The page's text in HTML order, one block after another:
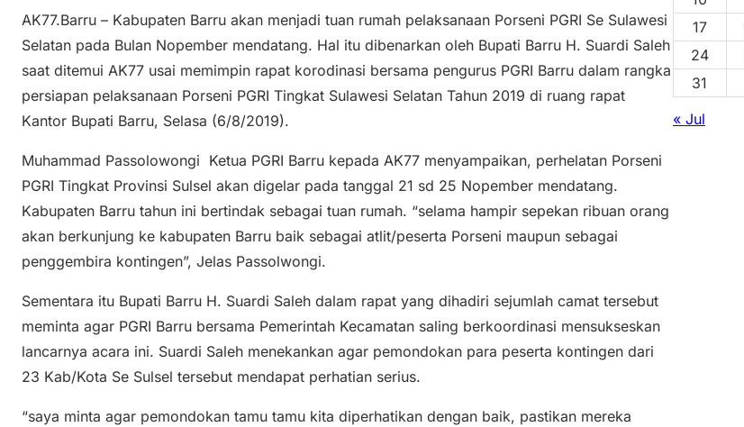
AK77.Barru – Kabupaten Barru akan menjadi tuan rumah pelaksanaan Porseni PGRI Se Sulawesi
Selatan pada Bulan Nopember mendatang. Hal itu dibenarkan oleh Bupati Barru H. Suardi Saleh
saat ditemui AK77 usai memimpin rapat korodinasi bersama pengurus PGRI Barru dalam rangka
persiapan pelaksanaan Porseni PGRI Tingkat Sulawesi Selatan Tahun 2019 di ruang rapat
Kantor Bupati Barru, Selasa (6/8/2019).
Muhammad Passolowongi Ketua PGRI Barru kepada AK77 menyampaikan, perhelatan Porseni
PGRI Tingkat Provinsi Sulsel akan digelar pada tanggal 21 sd 25 Nopember mendatang.
Kabupaten Barru tahun ini bertindak sebagai tuan rumah. “selama hampir sepekan ribuan orang
akan berkunjung ke kabupaten Barru baik sebagai atlit/peserta Porseni maupun sebagai
penggembira kontingen”, Jelas Passolwongi.
Sementara itu Bupati Barru H. Suardi Saleh dalam rapat yang dihadiri sejumlah camat tersebut
meminta agar PGRI Barru bersama Pemerintah Kecamatan saling berkoordinasi mensukseskan
lancarnya acara ini. Suardi Saleh menekankan agar pemondokan para peserta kontingen dari
23 Kab/Kota Se Sulsel tersebut mendapat perhatian serius.
“saya minta agar pemondokan tamu tamu kita diperhatikan dengan baik, pastikan mereka
17
24
31
« Jul